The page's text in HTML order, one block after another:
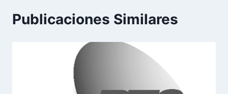
Publicaciones Similares